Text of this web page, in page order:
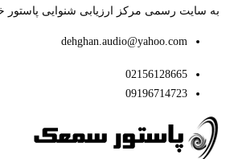
به سایت رسمی مرکز ارزیابی شنوایی پاستور
dehghan.audio@yahoo.com
02156128665
09196714723